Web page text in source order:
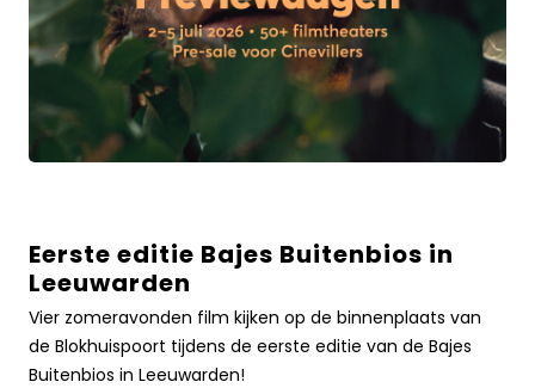
Eerste
editie
Bajes
Buitenbios
in
Eerste editie Bajes Buitenbios in
Leeuwarden
Vier zomeravonden film kijken op de binnenplaats van
de Blokhuispoort tijdens de eerste editie van de Bajes
Buitenbios in Leeuwarden!